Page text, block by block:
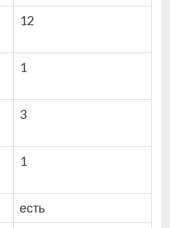
12
1
3
1
есть